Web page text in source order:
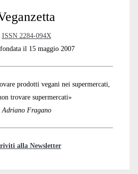
ISSN 2284-094X
il 15 maggio 2007
prodotti vegani nei supermercati,
trovare supermercati»
Adriano Fragano
alla Newsletter